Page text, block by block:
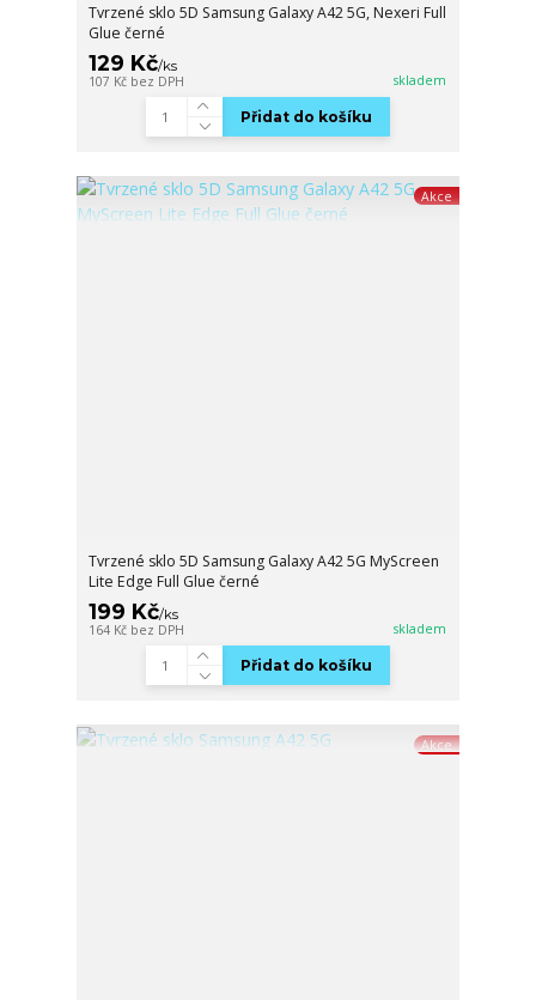
Tvrzené sklo 5D Samsung Galaxy A42 5G, Nexeri Full
Glue černé
129 Kč/ks
107 Kč bez DPH skladem
Přidat do košíku
Akce
Tvrzené sklo 5D Samsung Galaxy A42 5G MyScreen
Lite Edge Full Glue černé
199 Kč/ks
164 Kč bez DPH skladem
Přidat do košíku
Akce